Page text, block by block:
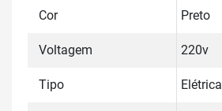
Cor Preto
Voltagem 220v
Tipo Elétrica